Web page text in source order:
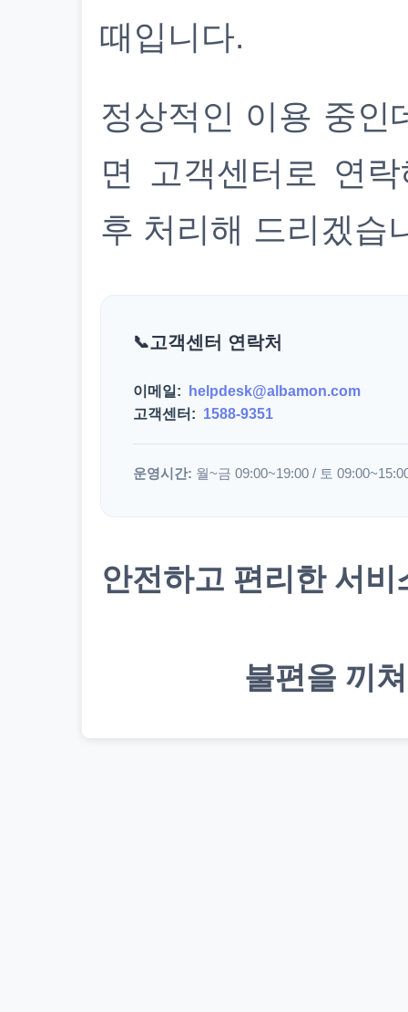
때입니다.
정상적인 이용 중인
면 고객센터로 연
후 처리해 드리겠습
고객센터 연락처
이메일:
helpdesk@albamon.com
고객센터: 1588-9351
운영시간: 월~금 09:00~19:00 / 토
안전하고 편리한 서
불편을 끼